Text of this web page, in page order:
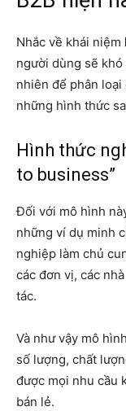
Nhắc về khái niệm
người dùng sẽ
nhiên để phân
những hình thức
Hình thức
to business”
Đối với mô hình
những ví dụ minh
nghiệp làm chủ
các đơn vị, các
tác.
Và như vậy mô hình
số lượng, chất
được mọi nhu cầu
bán lẻ.